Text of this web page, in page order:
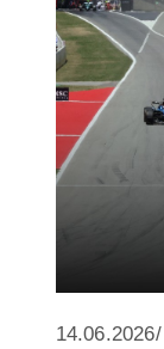
14.06.2026/